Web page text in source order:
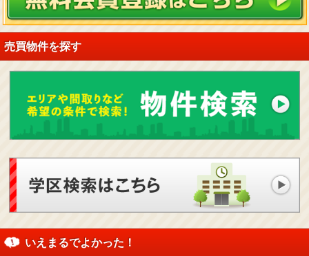
売買物件を探す
いえまるでよかった！